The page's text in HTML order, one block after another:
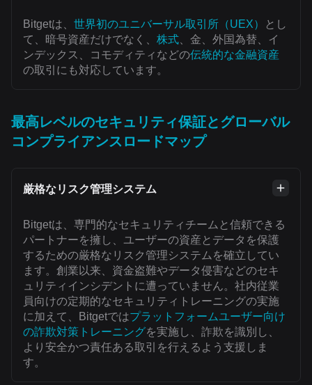
Bitgetは、 世界初のユニバーサル取引所（UEX）
とし
て、暗号資産だけでなく、 株式 、金、外国為替、イ
ンデックス、コモディティなどの伝統的な金融資産
の取引にも対応しています。
最高レベルのセキュリティ保証とグローバル
コンプライアンスロードマップ
厳格なリスク管理システム
Bitgetは、専門的なセキュリティチームと信頼できる
パートナーを擁し、ユーザーの資産とデータを保護
するための厳格なリスク管理システムを確立してい
ます。創業以来、資金盗難やデータ侵害などのセキ
ュリティインシデントに遭っていません。社内従業
員向けの定期的なセキュリティトレーニングの実施
に加えて、Bitgetではプラットフォームユーザー向け
の詐欺対策トレーニングを実施し、詐欺を識別し、
より安全かつ責任ある取引を行えるよう支援しま
す。